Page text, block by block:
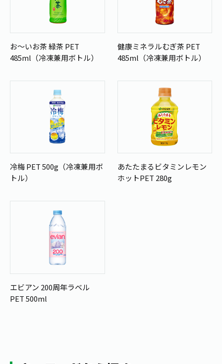
お～いお茶 緑茶 PET
485ml（冷凍兼用ボトル）
健康ミネラルむぎ茶 PET
485ml（冷凍兼用ボトル）
冷梅 PET 500g（冷凍兼用ボ
トル）
あたたまるビタミンレモン
ホットPET 280g
エビアン 200周年ラベル
PET 500ml